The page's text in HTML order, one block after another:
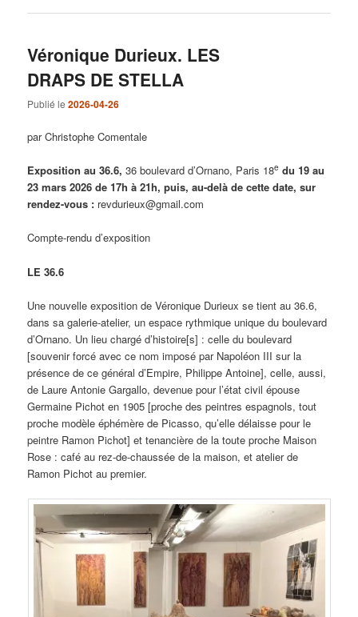
Véronique Durieux. LES
DRAPS DE STELLA
Publié le2026-04-26
par Christophe Comentale
Exposition au 36.6, 36 boulevard d’Ornano, Paris 18e du 19 au
23 mars 2026 de 17h à 21h, puis, au-delà de cette date, sur
rendez-vous : revdurieux@gmail.com
Compte-rendu d’exposition
LE 36.6
Une nouvelle exposition de Véronique Durieux se tient au 36.6,
dans sa galerie-atelier, un espace rythmique unique du boulevard
d’Ornano. Un lieu chargé d’histoire[s] : celle du boulevard
[souvenir forcé avec ce nom imposé par Napoléon III sur la
présence de ce général d’Empire, Philippe Antoine], celle, aussi,
de Laure Antonie Gargallo, devenue pour l’état civil épouse
Germaine Pichot en 1905 [proche des peintres espagnols, tout
proche modèle éphémère de Picasso, qu’elle délaisse pour le
peintre Ramon Pichot] et tenancière de la toute proche Maison
Rose : café au rez-de-chaussée de la maison, et atelier de
Ramon Pichot au premier.